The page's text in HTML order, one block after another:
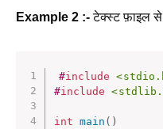
Example 2 :-टेक्स्ट फ़ाइल से
#include
#include
int main ( )